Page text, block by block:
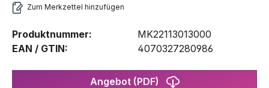
Zum Merkzettel hinzufügen
Produktnummer:
MK22113013000
EAN / GTIN:
4070327280986
Angebot (PDF)